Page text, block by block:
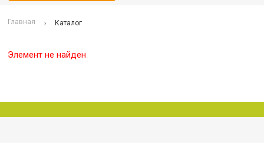
Главная Каталог
Элемент не найден